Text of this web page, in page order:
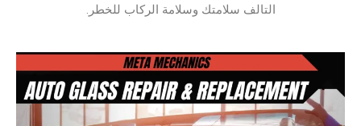
التالف سلامتك وسلامة الركاب للخطر.‏